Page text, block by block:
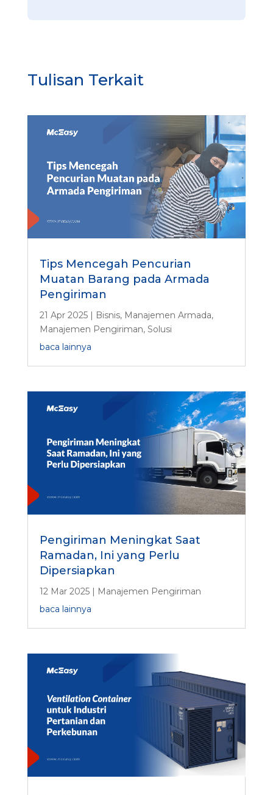
Tulisan Terkait
Tips Mencegah Pencurian
Muatan Barang pada Armada
Pengiriman
21 Apr 2025| Bisnis, Manajemen Armada,
Manajemen Pengiriman, Solusi
baca lainnya
Pengiriman Meningkat Saat
Ramadan, Ini yang Perlu
Dipersiapkan
12 Mar 2025| Manajemen Pengiriman
baca lainnya